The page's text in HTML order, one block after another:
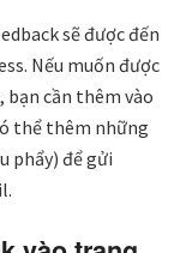
sẽ được đến
Nếu muốn được
cần thêm vào
thể thêm những
phẩy) để gửi